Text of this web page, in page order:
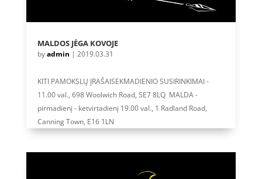
MALDOS JĖGA KOVOJE
byadmin | 2019.03.31
KITI PAMOKSLŲ ĮRAŠAISEKMADIENIO SUSIRINKIMAI -
11.00 val., 698 Woolwich Road, SE7 8LQ MALDA -
pirmadienį - ketvirtadienį 19.00 val., 1 Radland Road,
Canning Town, E16 1LN